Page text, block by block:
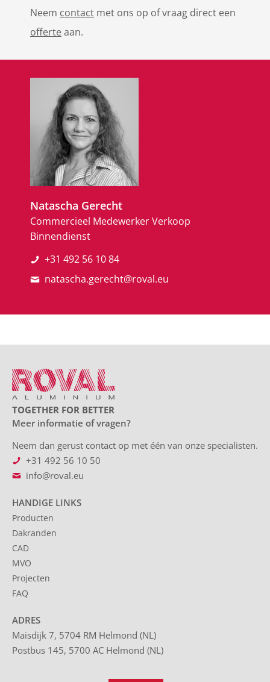
Neem contact met ons op of vraag direct een
offerteaan.
Natascha Gerecht
Commercieel Medewerker Verkoop
Binnendienst
+31 492 56 10 84
natascha.gerecht@roval.eu
TOGETHER FOR BETTER
Meer informatie of vragen?
Neem dan gerust contact op met één van onze specialisten.
+31 492 56 10 50
info@roval.eu
HANDIGE LINKS
Producten
Dakranden
CAD
MVO
Projecten
FAQ
ADRES
Maisdijk 7, 5704 RM Helmond (NL)
Postbus 145, 5700 AC Helmond (NL)